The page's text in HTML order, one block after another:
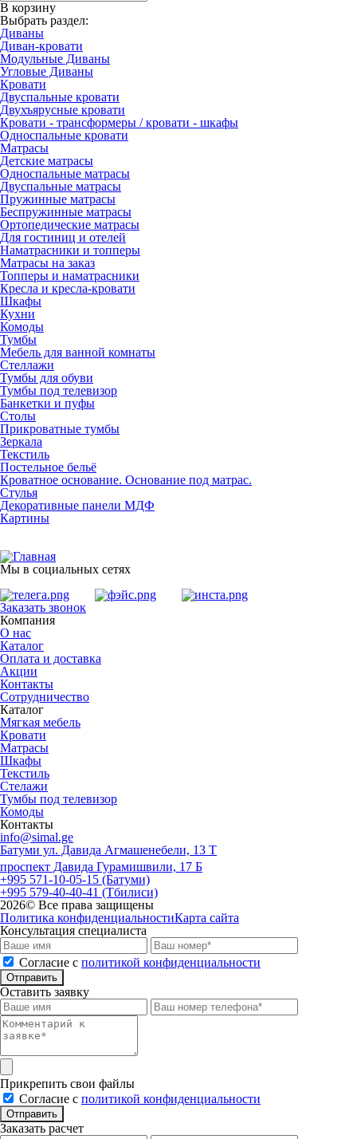
В корзину
Выбрать раздел:
Диваны
Диван-кровати
Модульные Диваны
Угловые Диваны
Кровати
Двуспальные кровати
Двухъярусные кровати
Кровати - трансформеры / кровати - шкафы
Односпальные кровати
Матрасы
Детские матрасы
Односпальные матрасы
Двуспальные матрасы
Пружинные матрасы
Беспружинные матрасы
Ортопедические матрасы
Для гостиниц и отелей
Наматрасники и топперы
Матрасы на заказ
Топперы и наматрасники
Кресла и кресла-кровати
Шкафы
Кухни
Комоды
Тумбы
Мебель для ванной комнаты
Стеллажи
Тумбы для обуви
Тумбы под телевизор
Банкетки и пуфы
Столы
Прикроватные тумбы
Зеркала
Текстиль
Постельное бельё
Кроватное основание. Основание под матрас.
Стулья
Декоративные панели МДФ
Картины
Мы в социальных сетях
Заказать звонок
Компания
О нас
Каталог
Оплата и доставка
Акции
Контакты
Сотрудничество
Каталог
Мягкая мебель
Кровати
Матрасы
Шкафы
Текстиль
Стелажи
Тумбы под телевизор
Комоды
Контакты
info@simal.ge
Батуми ул. Давида Агмашенебели, 13 Т
проспект Давида Гурамишвили, 17 Б
+995 571-10-05-15 (Батуми)
+995 579-40-40-41 (Тбилиси)
2026© Все права защищены
Политика конфиденциальностиКарта сайта
Консультация специалиста
Cогласие с политикой конфиденциальности
Отправить
Оставить заявку
Прикрепить свои файлы
Cогласие с политикой конфиденциальности
Отправить
Заказать расчет